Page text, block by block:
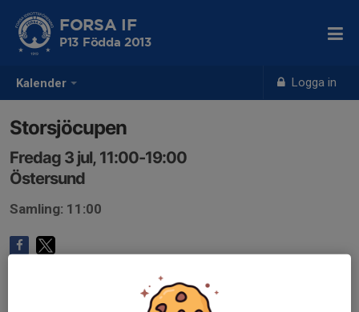
Kalender Logga in
FORSA IF
P13 Födda 2013
Storsjöcupen
Fredag 3 jul, 11:00-19:00
Östersund
Samling: 11:00